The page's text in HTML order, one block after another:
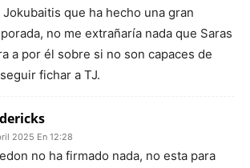
Jokubaitis que ha hecho una gran
no me extrañaría nada que Saras
a por él sobre si no son capaces de
fichar a TJ.
2025 En 12:28
no ha firmado nada, no esta para